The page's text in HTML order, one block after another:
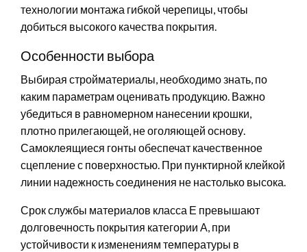
технологии монтажа гибкой черепицы, чтобы
добиться высокого качества покрытия.
Особенности выбора
Выбирая стройматериалы, необходимо знать, по
каким параметрам оценивать продукцию. Важно
убедиться в равномерном нанесении крошки,
плотно прилегающей, не оголяющей основу.
Самоклеящиеся гонты обеспечат качественное
сцепление с поверхностью. При пунктирной клейкой
линии надежность соединения не настолько высока.
Срок службы материалов класса Е превышают
долговечность покрытия категории А, при
устойчивости к изменениям температуры в